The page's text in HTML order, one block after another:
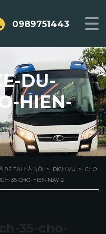
0989751443
DU-
HIEN-
RẺ TẠI HÀ NỘI > DỊCH VỤ > CHO
35-CHO-HIEN-NAY-2